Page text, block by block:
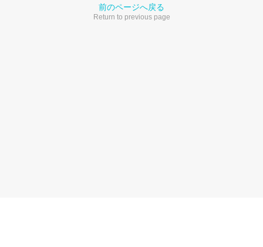
前のページへ戻る
Return to previous page